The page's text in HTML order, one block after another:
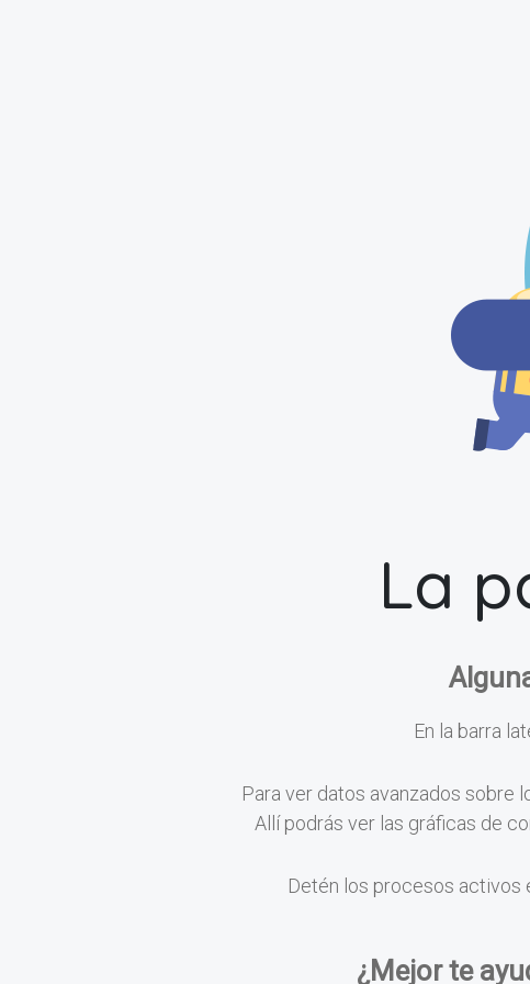
La
En la barra
Para ver datos avanzados sobre
Allí podrás ver las gráficas de
Detén los procesos activos
¿Mejor te